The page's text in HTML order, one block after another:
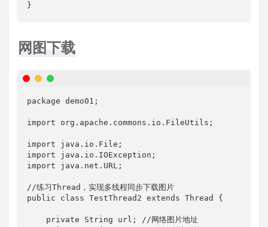
}
网图下载
package demo01;
import org.apache.commons.io.FileUtils;
import java.io.File;
import java.io.IOException;
import java.net.URL;
//练习Thread，实现多线程同步下载图片
public class TestThread2 extends Thread {
    private String url; //网络图片地址